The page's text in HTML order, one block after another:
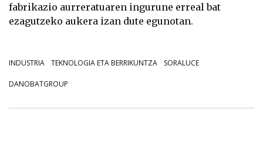
fabrikazio aurreratuaren ingurune erreal bat
ezagutzeko aukera izan dute egunotan.
INDUSTRIA TEKNOLOGIA ETA BERRIKUNTZA SORALUCE
DANOBATGROUP